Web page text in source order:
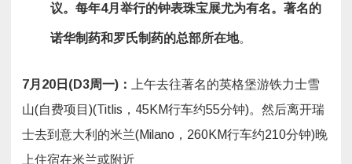
议。每年4月举行的钟表珠宝展尤为有名。著名的
诺华制药和罗氏制药的总部所在地。
7月 20 日 (D3周一) ：
上午去往著名的英格堡游铁力士雪
山(自费项目)(Titlis，45KM行车约55分钟)。然后离开瑞
士去到意大利的米兰(Milano，260KM行车约210分钟)晚
上住宿在米兰或附近